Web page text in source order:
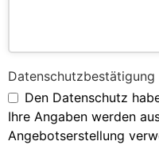
Datenschutzbestätigung
Den Datenschutz
Ihre Angaben werden
Angebotserstellung